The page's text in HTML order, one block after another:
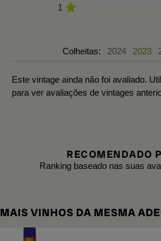
1
Colheitas: 2024 2023
Este vintage ainda não foi avaliado.
para ver avaliações de vintages
RECOMENDADO
Ranking baseado nas suas
MAIS VINHOS DA MESMA